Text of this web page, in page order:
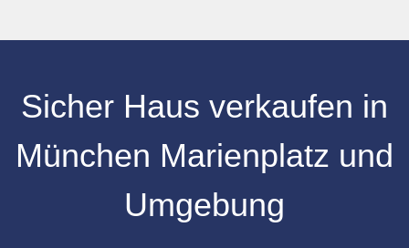
Sicher Haus verkaufen in
München Marienplatz und
Umgebung